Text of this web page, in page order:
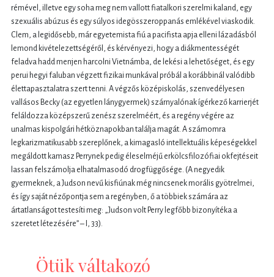
rémével, illetve egy soha meg nem vallott fiatalkori szerelmi kaland, egy
szexuális abúzus és egy súlyos idegösszeroppanás emlékével viaskodik.
Clem, a legidősebb, már egyetemista fiú a pacifista apja elleni lázadásból
lemond kivételezettségéről, és kérvényezi, hogy a diákmentességét
feladva hadd menjen harcolni Vietnámba, de lekési a lehetőséget, és egy
perui hegyi faluban végzett fizikai munkával próbál a korábbinál valódibb
élettapasztalatra szert tenni. A végzős középiskolás, szenvedélyesen
vallásos Becky (az egyetlen lánygyermek) szárnyalónak ígérkező karrierjét
feláldozza középszerű zenész szerelméért, és a regény végére az
unalmas kispolgári hétköznapokban találja magát. A számomra
legkarizmatikusabb szereplőnek, a kimagasló intellektuális képeségekkel
megáldott kamasz Perrynek pedig éleselméjű erkölcsfilozófiai okfejtéseit
lassan felszámolja elhatalmasodó drogfüggősége. (A negyedik
gyermeknek, a Judson nevű kisfiúnak még nincsenek morális gyötrelmei,
és így saját nézőpontja sem a regényben, ő a többiek számára az
ártatlanságot testesíti meg: „Judson volt Perry legfőbb bizonyítéka a
szeretet létezésére” – I, 33).
Ötük váltakozó